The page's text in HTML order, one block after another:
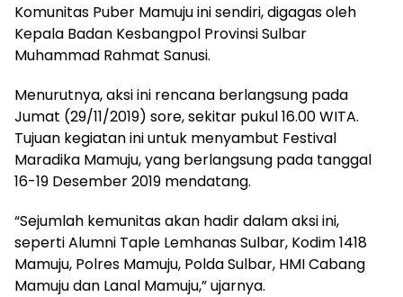
Komunitas Puber Mamuju ini sendiri, digagas oleh
Kepala Badan Kesbangpol Provinsi Sulbar
Muhammad Rahmat Sanusi.
Menurutnya, aksi ini rencana berlangsung pada
Jumat (29/11/2019) sore, sekitar pukul 16.00 WITA.
Tujuan kegiatan ini untuk menyambut Festival
Maradika Mamuju, yang berlangsung pada tanggal
16-19 Desember 2019 mendatang.
“Sejumlah kemunitas akan hadir dalam aksi ini,
seperti Alumni Taple Lemhanas Sulbar, Kodim 1418
Mamuju, Polres Mamuju, Polda Sulbar, HMI Cabang
Mamuju dan Lanal Mamuju,” ujarnya.